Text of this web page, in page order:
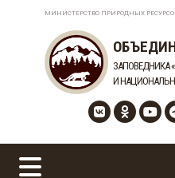
МИНИСТЕРСТВО ПРИРОДНЫХ
ЗАПОВЕДНИКА
И